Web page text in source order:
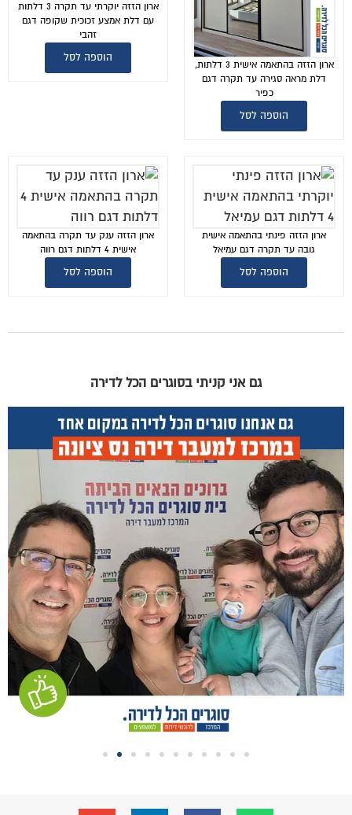
ארון הזזה בהתאמה אישית 3 דלתות,
דלת מראה סגירה עד תקרה דגם
כפיר
הוספה לסל
ארון הזזה יוקרתי עד תקרה 3 דלתות
עם דלת אמצע זכוכית שקופה דגם
זהבי
הוספה לסל
ארון הזזה פינתי בהתאמה אישית
גובה עד תקרה דגם עמיאל
הוספה לסל
ארון הזזה ענק עד תקרה בהתאמה
אישית 4 דלתות דגם רווה
הוספה לסל
גם אני קניתי בסוגרים הכל לדירה